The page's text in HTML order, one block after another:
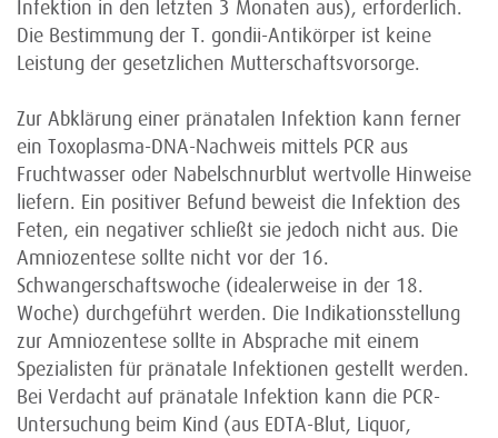
Infektion in den letzten 3 Monaten aus), erforderlich.
Die Bestimmung der T. gondii-Antikörper ist keine
Leistung der gesetzlichen Mutterschaftsvorsorge.
Zur Abklärung einer pränatalen Infektion kann ferner
ein Toxoplasma-DNA-Nachweis mittels PCR aus
Fruchtwasser oder Nabelschnurblut wertvolle Hinweise
liefern. Ein positiver Befund beweist die Infektion des
Feten, ein negativer schließt sie jedoch nicht aus. Die
Amniozentese sollte nicht vor der 16.
Schwangerschaftswoche (idealerweise in der 18.
Woche) durchgeführt werden. Die Indikationsstellung
zur Amniozentese sollte in Absprache mit einem
Spezialisten für pränatale Infektionen gestellt werden.
Bei Verdacht auf pränatale Infektion kann die PCR-
Untersuchung beim Kind (aus EDTA-Blut, Liquor,